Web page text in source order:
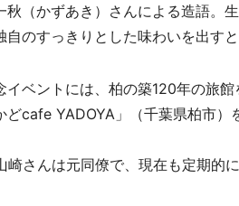
秋（かずあき）さんによる造語。
自のすっきりとした味わいを出すと
ベントには、柏の築120年の旅
どcafe YADOYA」（千葉県柏市
崎さんは元同僚で、現在も定期的